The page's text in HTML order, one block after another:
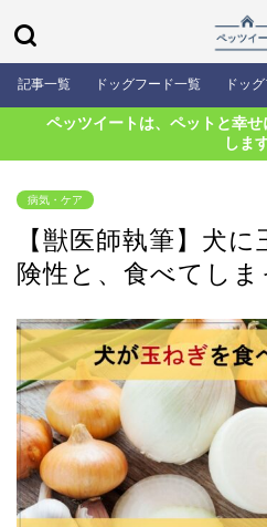
記事一覧 ドッグフード一覧 ドッ
ペッツイートは、ペットと幸
しま
病気・ケア
【獣医師執筆】犬
険性と、食べてし